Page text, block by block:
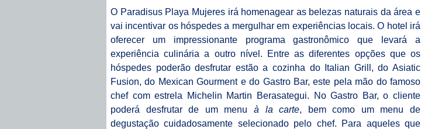
O Paradisus Playa Mujeres irá homenagear as belezas naturais da área e
vai incentivar os hóspedes a mergulhar em experiências locais. O hotel irá
oferecer um impressionante programa gastronômico que levará a
experiência culinária a outro nível. Entre as diferentes opções que os
hóspedes poderão desfrutar estão a cozinha do Italian Grill, do Asiatic
Fusion, do Mexican Gourment e do Gastro Bar, este pela mão do famoso
chef com estrela Michelin Martin Berasategui. No Gastro Bar, o cliente
poderá desfrutar de um menu à la carte, bem como um menu de
degustação cuidadosamente selecionado pelo chef. Para aqueles que